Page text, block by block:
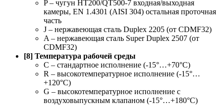
P – чугун HT200/QT500-7 входная/выходная
камеры, EN 1.4301 (AISI 304) остальная проточная
часть
J – нержавеющая сталь Duplex 2205 (от CDMF32)
A – нержавеющая сталь Super Duplex 2507 (от
CDMF32)
[8] Температура рабочей среды
C – стандартное исполнение (-15°…+70°С)
R – высокотемпературное исполнение (-15°…
+120°С)
G – высокотемпературное исполнение с
воздуховыпускным клапаном (-15°…+180°С)